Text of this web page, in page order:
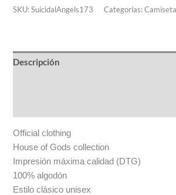
SKU:SuicidalAngels173 Categorías:
Descripción
Official clothing
House of Gods collection
Impresión máxima calidad (DTG)
100% algodón
Estilo clásico unisex